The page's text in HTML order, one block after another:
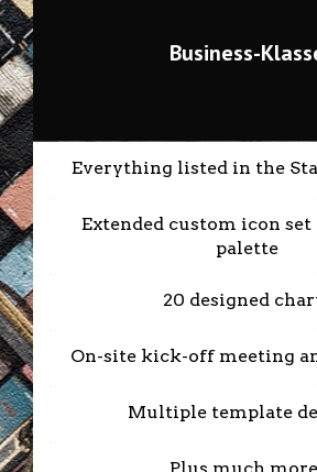
Business-
Everything listed in the
Extended custom icon
palette
20 designed
On-site kick-off meeting
Multiple template
Plus much